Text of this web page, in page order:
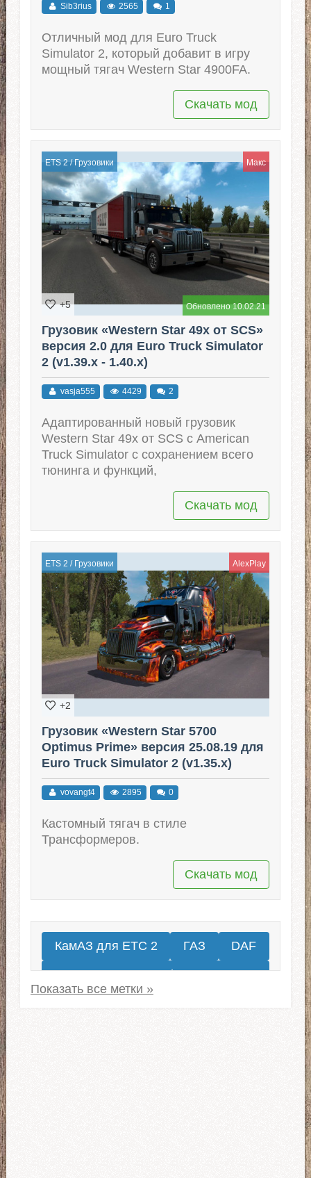
Sib3rius 2565 1
Отличный мод для Euro Truck
Simulator 2, который добавит в игру
мощный тягач Western Star 4900FA.
Скачать мод
ETS 2 / Грузовики Макс
Обновлено 10.02.21
+5
Грузовик «Western Star 49x от SCS»
версия 2.0 для Euro Truck Simulator
2 (v1.39.x - 1.40.x)
vasja555 4429 2
Адаптированный новый грузовик
Western Star 49x от SCS с American
Truck Simulator с сохранением всего
тюнинга и функций,
Скачать мод
ETS 2 / Грузовики AlexPlay
+2
Грузовик «Western Star 5700
Optimus Prime» версия 25.08.19 для
Euro Truck Simulator 2 (v1.35.x)
vovangt4 2895 0
Кастомный тягач в стиле
Трансформеров.
Скачать мод
КамАЗ для ЕТС 2 ГАЗ DAF
Renault